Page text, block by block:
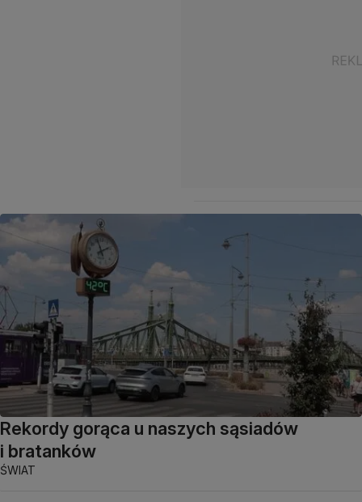
Rekordy gorąca u naszych sąsiadów
i bratanków
ŚWIAT